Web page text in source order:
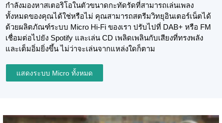
กำลังมองหาสเตอริโอในตัวขนาดกะทัดรัดที่สามารถเล่นเพลง
ทั้งหมดของคุณได้ใช่หรือไม่ คุณสามารถสตรีมวิทยุอินเตอร์เน็ตได้
ด้วยผลิตภัณฑ์ระบบ Micro Hi-Fi ของเรา ปรับไปที่ DAB+ หรือ FM
เชื่อมต่อไปยัง Spotify และเล่น CD เพลิดเพลินกับเสียงที่ทรงพลัง
และเต็มอิ่มยิ่งขึ้น ไม่ว่าจะเล่นจากแหล่งใดก็ตาม
แสดงระบบ Micro ทั้งหมด